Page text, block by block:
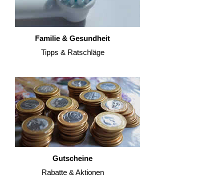
Familie & Gesundheit
Tipps & Ratschläge
Gutscheine
Rabatte & Aktionen